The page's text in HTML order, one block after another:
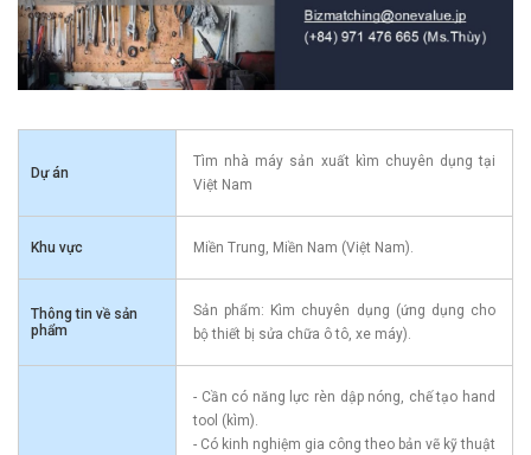
Dự án
Tìm nhà máy sản xuất kìm chuyên dụng tại
Việt Nam
Khu vực Miền Trung, Miền Nam (Việt Nam).
Thông tin về sản
phẩm
Sản phẩm: Kìm chuyên dụng (ứng dụng cho
bộ thiết bị sửa chữa ô tô, xe máy).
- Cần có năng lực rèn dập nóng, chế tạo hand
tool (kìm).
- Có kinh nghiệm gia công theo bản vẽ kỹ thuật